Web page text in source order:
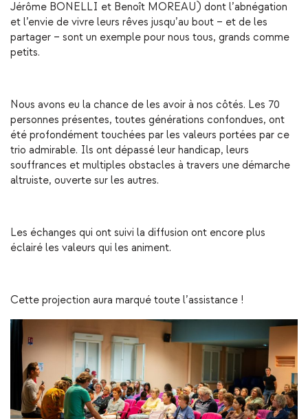
Jérôme BONELLI et Benoît MOREAU) dont l’abnégation
et l’envie de vivre leurs rêves jusqu’au bout – et de les
partager – sont un exemple pour nous tous, grands comme
petits.
Nous avons eu la chance de les avoir à nos côtés. Les 70
personnes présentes, toutes générations confondues, ont
été profondément touchées par les valeurs portées par ce
trio admirable. Ils ont dépassé leur handicap, leurs
souffrances et multiples obstacles à travers une démarche
altruiste, ouverte sur les autres.
Les échanges qui ont suivi la diffusion ont encore plus
éclairé les valeurs qui les animent.
Cette projection aura marqué toute l’assistance !